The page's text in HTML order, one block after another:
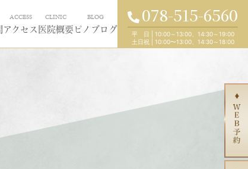
ACCESS
アクセス
CLINIC
医院概要
BLOG
ピノブログ
078-515-6560
平 日
10:00～13:00、14:30～19:00
土日祝
10:00〜13:00、14:30～18:00